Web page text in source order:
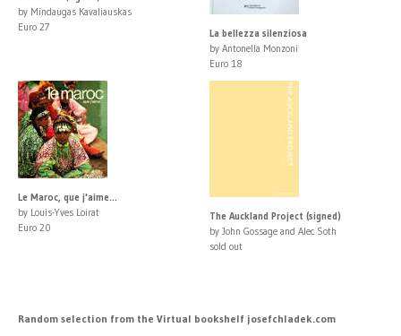
by Mindaugas Kavaliauskas
Euro 27
La bellezza silenziosa
by Antonella Monzoni
Euro 18
Le Maroc, que j'aime...
by Louis-Yves Loirat
Euro 20
The Auckland Project (signed)
by John Gossage and Alec Soth
sold out
Random selection from the Virtual bookshelf josefchladek.com